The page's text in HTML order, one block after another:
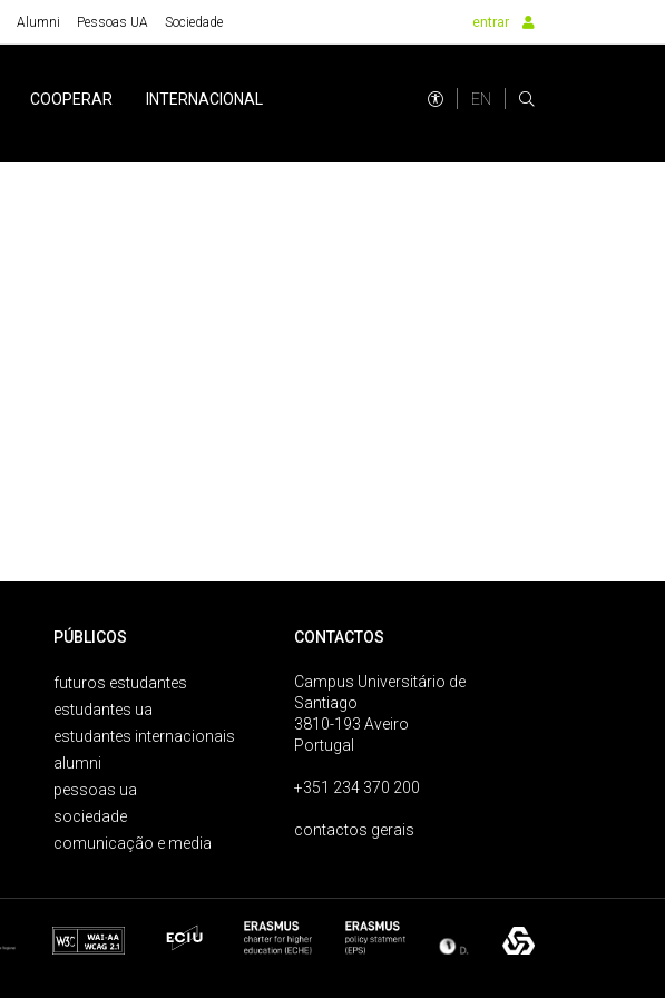
Alumni Pessoas UA Sociedade entrar
COOPERAR INTERNACIONAL EN
PÚBLICOS
futuros estudantes
estudantes ua
estudantes internacionais
alumni
pessoas ua
sociedade
comunicação e media
CONTACTOS
Campus Universitário de
Santiago
3810-193 Aveiro
Portugal
+351 234 370 200
contactos gerais